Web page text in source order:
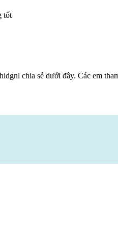
tốt
chia sẻ dưới đây. Các em